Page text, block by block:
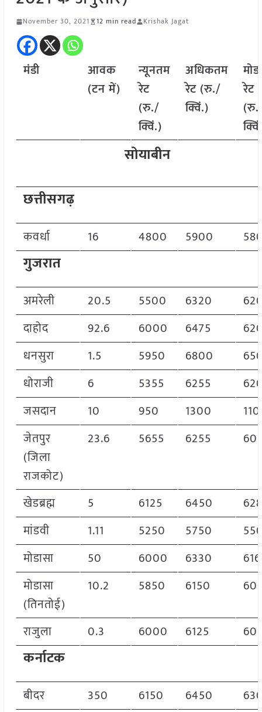
November 30, 2021 12 min read Krishak Jagat
मंडी
आवक
(टन में)
न्यूनतम
रेट
(रु./
क्विं.)
अधिकतम
रेट (रु./
क्विं.)
रेट
सोयाबीन
छत्तीसगढ़
कवर्धा 16 4800 5900
गुजरात
अमरेली 20.5 5500 6320
दाहोद
92.6 6000 6475
धनसुरा
1.5 5950 6800
धोराजी
6 5355 6255
जसदान
10 950 1300
जेतपुर
(जिला
राजकोट)
23.6 5655 6255
खेडब्रह्म 5 6125 6450
मांडवी
1.11 5250 5750
मोडासा
50 6000 6330
मोडासा
(तिनतोई)
10.2 5850 6150
राजुला 0.3 6000 6125
कर्नाटक
बीदर 350 6150 6450